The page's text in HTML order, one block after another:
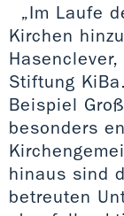
„Im Laufe
Kirchen
Stiftung
Beispiel
besonders
hinaus sind
betreuten